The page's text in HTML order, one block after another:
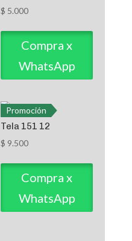
$ 5.000
Compra x
WhatsApp
Promoción
Tela 151 12
$ 9.500
Compra x
WhatsApp